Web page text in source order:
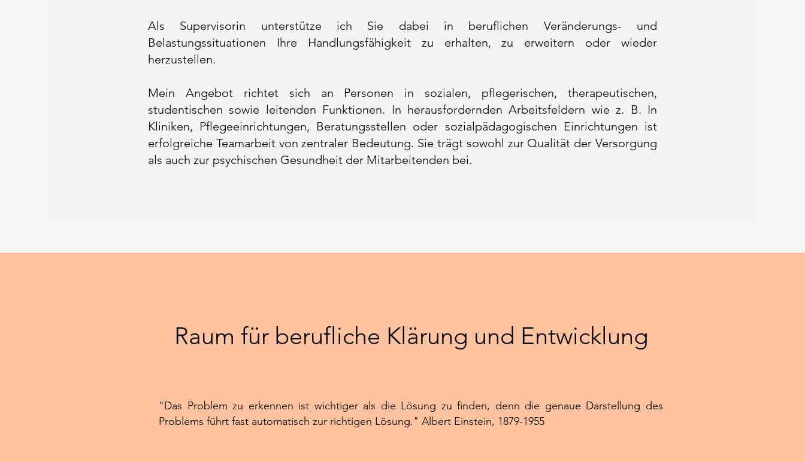
Als Supervisorin unterstütze ich Sie dabei in beruflichen Veränderungs- und
Belastungssituationen Ihre Handlungsfähigkeit zu erhalten, zu erweitern oder wieder
herzustellen.
Mein Angebot richtet sich an Personen in sozialen, pflegerischen, therapeutischen,
studentischen sowie leitenden Funktionen. In herausfordernden Arbeitsfeldern wie z. B. In
Kliniken, Pflegeeinrichtungen, Beratungsstellen oder sozialpädagogischen Einrichtungen ist
erfolgreiche Teamarbeit von zentraler Bedeutung. Sie trägt sowohl zur Qualität der Versorgung
als auch zur psychischen Gesundheit der Mitarbeitenden bei.
Raum für berufliche Klärung und Entwicklung
"Das Problem zu erkennen ist wichtiger als die Lösung zu finden, denn die genaue Darstellung des
Problems führt fast automatisch zur richtigen Lösung." Albert Einstein, 1879-1955